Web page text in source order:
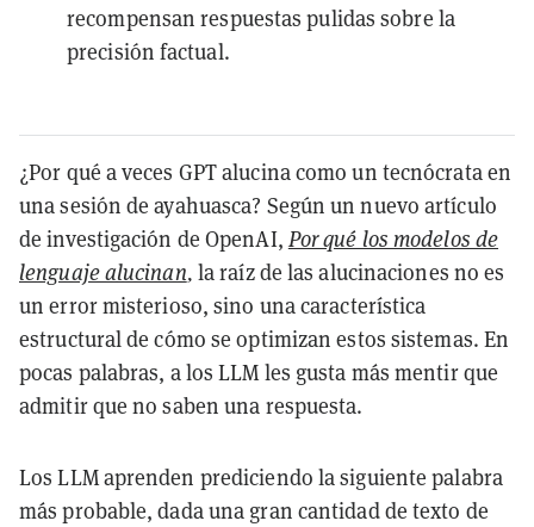
recompensan respuestas pulidas sobre la
precisión factual.
¿Por qué a veces GPT alucina como un tecnócrata en
una sesión de ayahuasca? Según un nuevo artículo
de investigación de OpenAI, Por qué los modelos de
lenguaje alucinan, la raíz de las alucinaciones no es
un error misterioso, sino una característica
estructural de cómo se optimizan estos sistemas. En
pocas palabras, a los LLM les gusta más mentir que
admitir que no saben una respuesta.
Los LLM aprenden prediciendo la siguiente palabra
más probable, dada una gran cantidad de texto de